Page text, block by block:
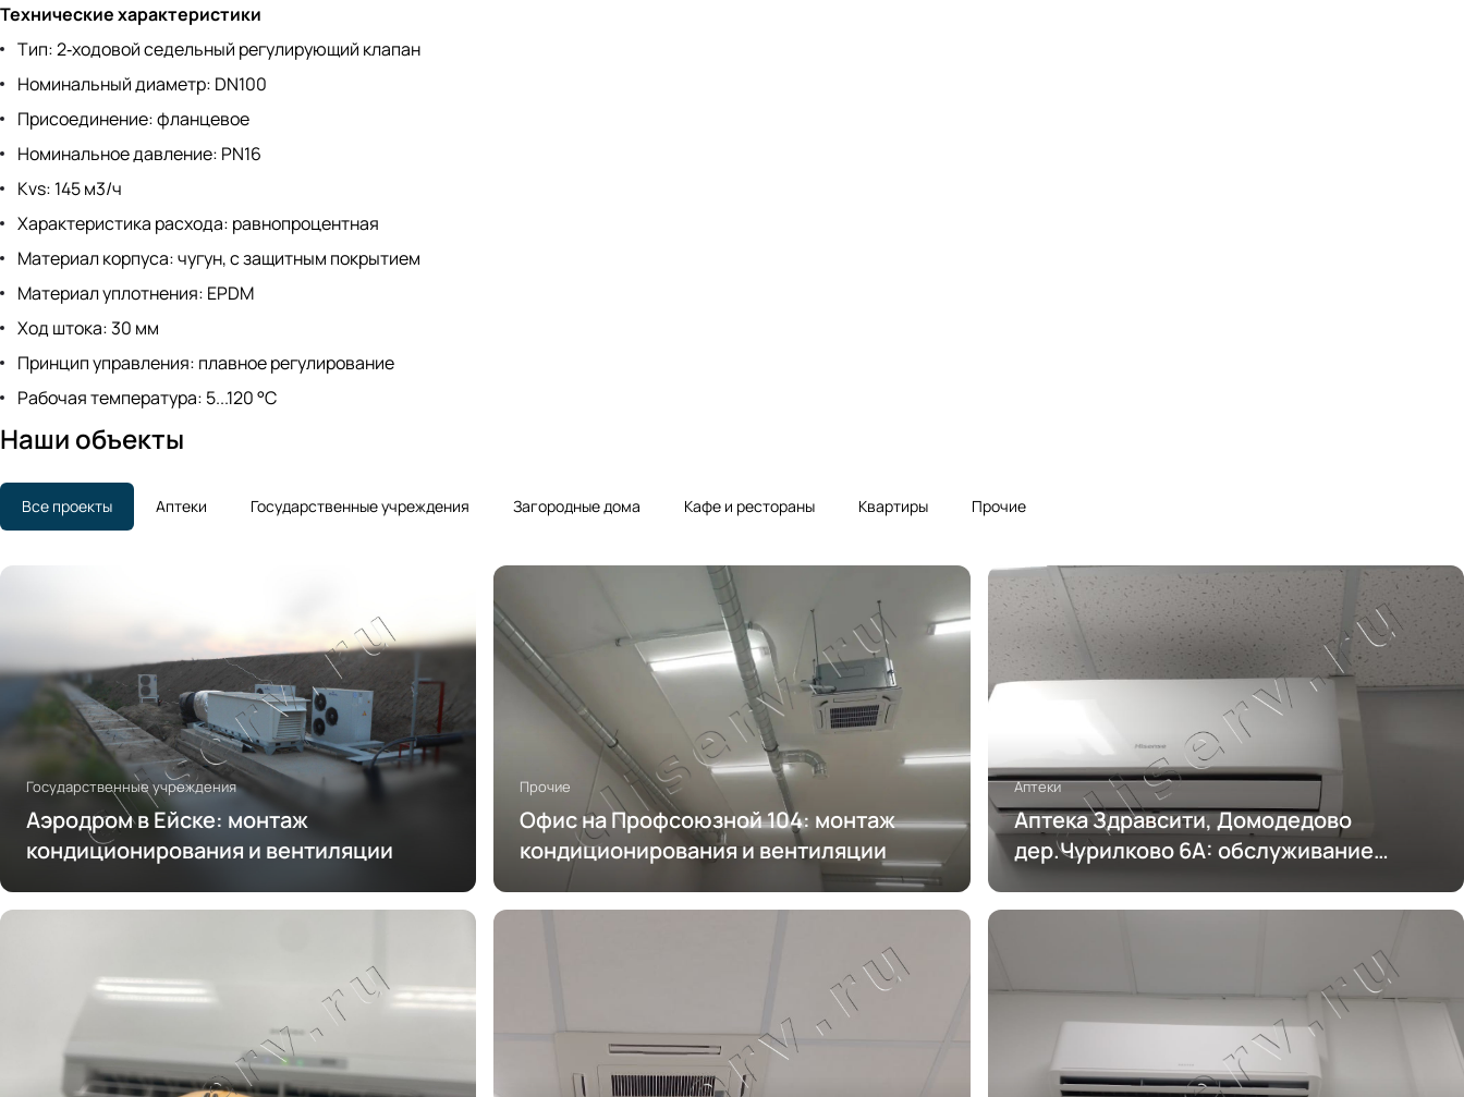
Технические характеристики
Тип: 2‑ходовой седельный регулирующий клапан
Номинальный диаметр: DN100
Присоединение: фланцевое
Номинальное давление: PN16
Kvs: 145 м3/ч
Характеристика расхода: равнопроцентная
Материал корпуса: чугун, с защитным покрытием
Материал уплотнения: EPDM
Ход штока: 30 мм
Принцип управления: плавное регулирование
Рабочая температура: 5...120 °C
Наши объекты
Все проекты Аптеки Государственные учреждения Загородные дома Кафе и рестораны Квартиры Прочие
Государственные учреждения
Аэродром в Ейске: монтаж
кондиционирования и вентиляции
Прочие
Офис на Профсоюзной 104: монтаж
кондиционирования и вентиляции
Аптеки
Аптека Здравсити, Домодедово
дер.Чурилково 6А: обслуживание